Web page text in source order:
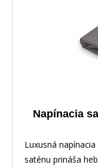
Napínacia
Luxusná
saténu prináša